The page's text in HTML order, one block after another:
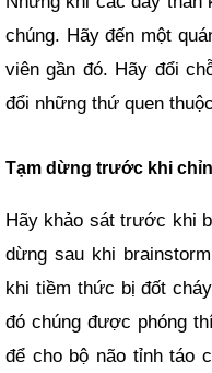
chúng. Hãy đến một
viên gần đó. Hãy đổi
đổi những thứ quen
Tạm dừng trước khi
Hãy khảo sát trước khi
dừng sau khi
khi tiềm thức bị đốt
đó chúng được phóng
để cho bộ não tỉnh táo